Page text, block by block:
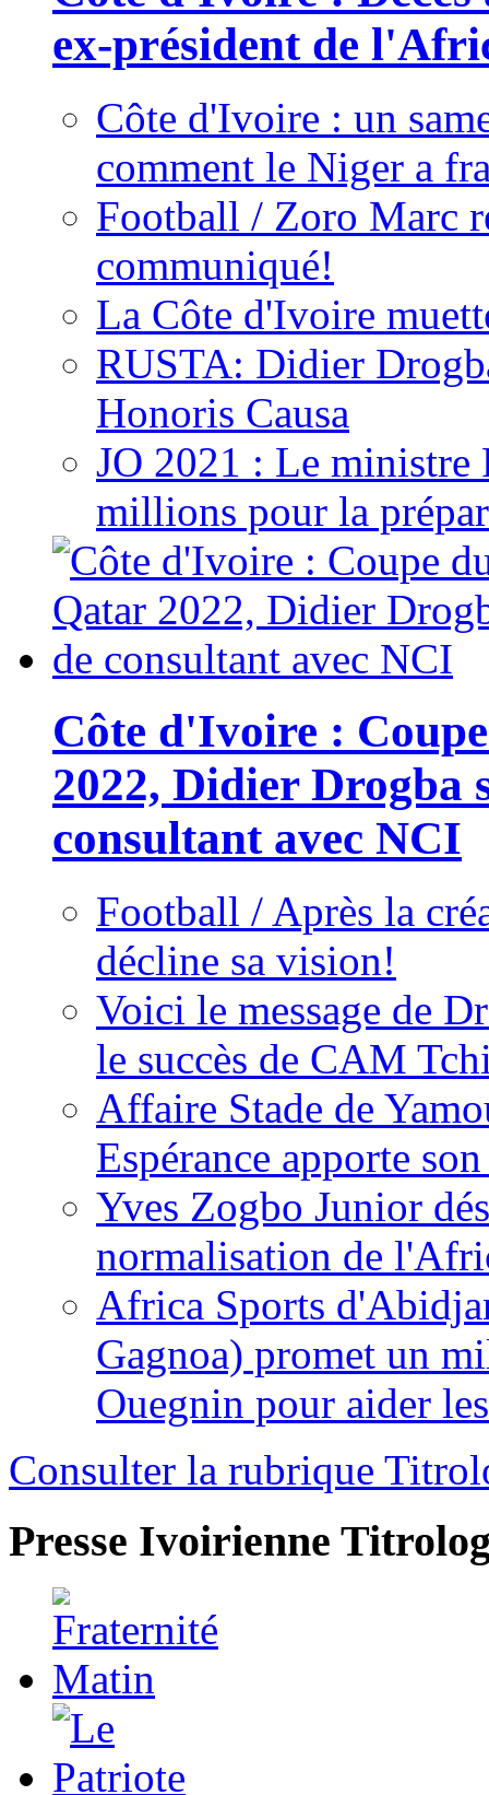
ex-président de
Côte d'Ivoire : un
comment le Niger a
Football / Zoro Marc
communiqué!
La Côte d'Ivoire
RUSTA: Didier
Honoris Causa
JO 2021 : Le ministre
millions pour la
Côte d'Ivoire :
2022, Didier Drogba
consultant avec NCI
Football / Après la
décline sa vision!
Voici le message de
le succès de CAM
Affaire Stade de
Espérance apporte
Yves Zogbo Junior
normalisation de
Africa Sports
Gagnoa) promet un
Ouegnin pour aider
Consulter la rubrique
Presse Ivoirienne